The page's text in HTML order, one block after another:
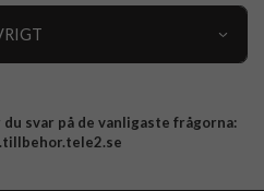
svar på de vanligaste frågorna: